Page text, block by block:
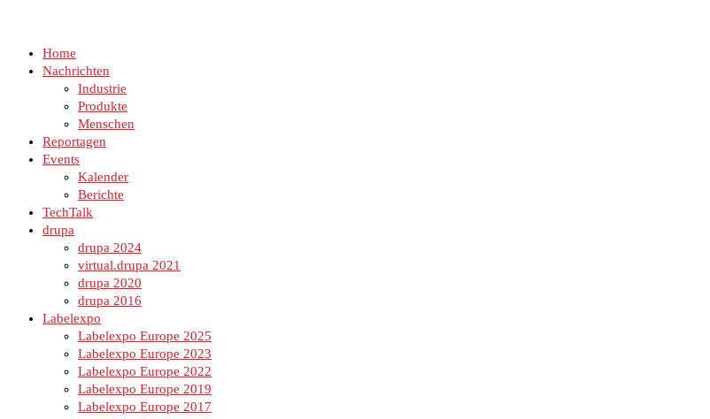
Home
Nachrichten
Industrie
Produkte
Menschen
Reportagen
Events
Kalender
Berichte
TechTalk
drupa
drupa 2024
virtual.drupa 2021
drupa 2020
drupa 2016
Labelexpo
Labelexpo Europe 2025
Labelexpo Europe 2023
Labelexpo Europe 2022
Labelexpo Europe 2019
Labelexpo Europe 2017